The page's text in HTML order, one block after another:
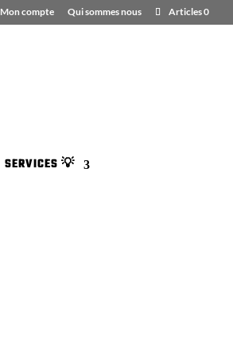
Mon compte Qui sommes nous Articles 0
SERVICES 💡